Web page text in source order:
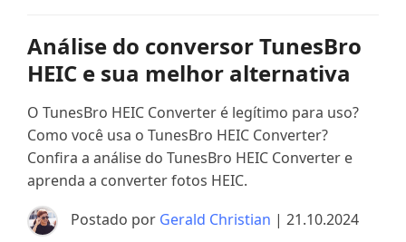
Análise do conversor TunesBro
HEIC e sua melhor alternativa
O TunesBro HEIC Converter é legítimo para uso?
Como você usa o TunesBro HEIC Converter?
Confira a análise do TunesBro HEIC Converter e
aprenda a converter fotos HEIC.
Postado por Gerald Christian | 21.10.2024